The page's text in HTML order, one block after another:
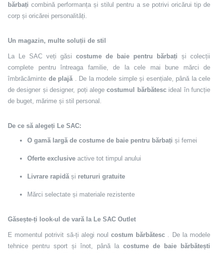
bărbați combină performanța și stilul pentru a se potrivi oricărui tip de
corp și oricărei personalități.
Un magazin, multe soluții de stil
La Le SAC veți găsi costume de baie pentru bărbați și colecții
complete pentru întreaga familie, de la cele mai bune mărci de
îmbrăcăminte de plajă . De la modele simple și esențiale, până la cele
de designer și designer, poți alegecostumul bărbătescideal în funcție
de buget, mărime și stil personal.
De ce să alegeți Le SAC:
O gamă largă de costume de baie pentru bărbați și femei
Oferte exclusive active tot timpul anului
Livrare rapidă și retururi gratuite
Mărci selectate și materiale rezistente
Găsește-ți look-ul de vară la Le SAC Outlet
E momentul potrivit să-ți alegi noulcostum bărbătesc . De la modele
tehnice pentru sport și înot, până la costume de baie bărbătești